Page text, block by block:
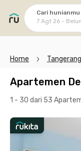
Cari hunianmu
7 Agt 26 -
Home Tangerang
Apartemen
1 - 30 dari 53